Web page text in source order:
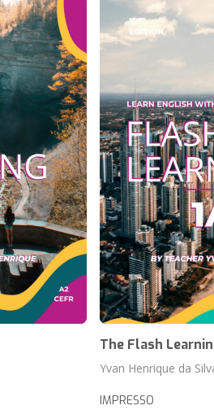
The Flash
Yvan Henrique da
IMPRESSO